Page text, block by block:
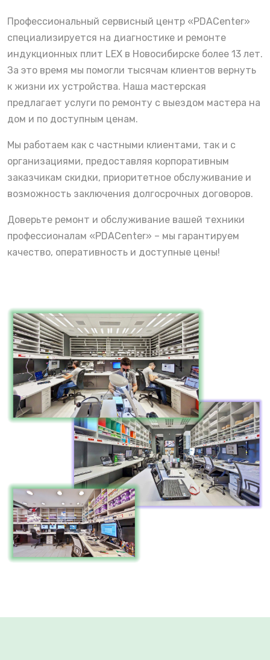
Профессиональный сервисный центр «PDACenter»
специализируется на диагностике и ремонте
индукционных плит LEX в Новосибирске более 13 лет.
За это время мы помогли тысячам клиентов вернуть
к жизни их устройства. Наша мастерская
предлагает услуги по ремонту с выездом мастера на
дом и по доступным ценам.
Мы работаем как с частными клиентами, так и с
организациями, предоставляя корпоративным
заказчикам скидки, приоритетное обслуживание и
возможность заключения долгосрочных договоров.
Доверьте ремонт и обслуживание вашей техники
профессионалам «PDACenter» – мы гарантируем
качество, оперативность и доступные цены!